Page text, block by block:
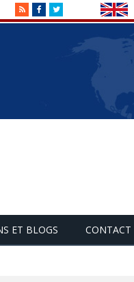
RSSFacebookTwitter
ET BLOGS CONTACT